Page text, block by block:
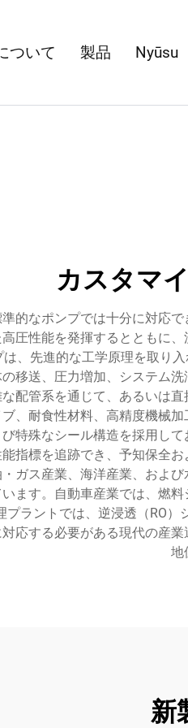
ついて 製品 Nyūsu
カスタマ
的なポンプでは十分に対応
圧性能を発揮するとともに
、先進的な工学原理を取り
移送、圧力増加、システム
配管系を通じて、あるいは
、耐食性材料、高精度機械
特殊なシール構造を採用し
指標を追跡でき、予知保全
ガス産業、海洋産業、およ
ます。自動車産業では、燃
ラントでは、逆浸透（RO
応する必要がある現代の産
地
新